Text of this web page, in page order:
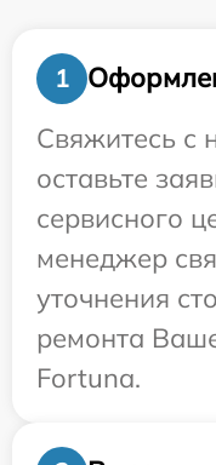
1
Свяжитесь с
оставьте
сервисного
менеджер
уточнения
ремонта
Fortuna.